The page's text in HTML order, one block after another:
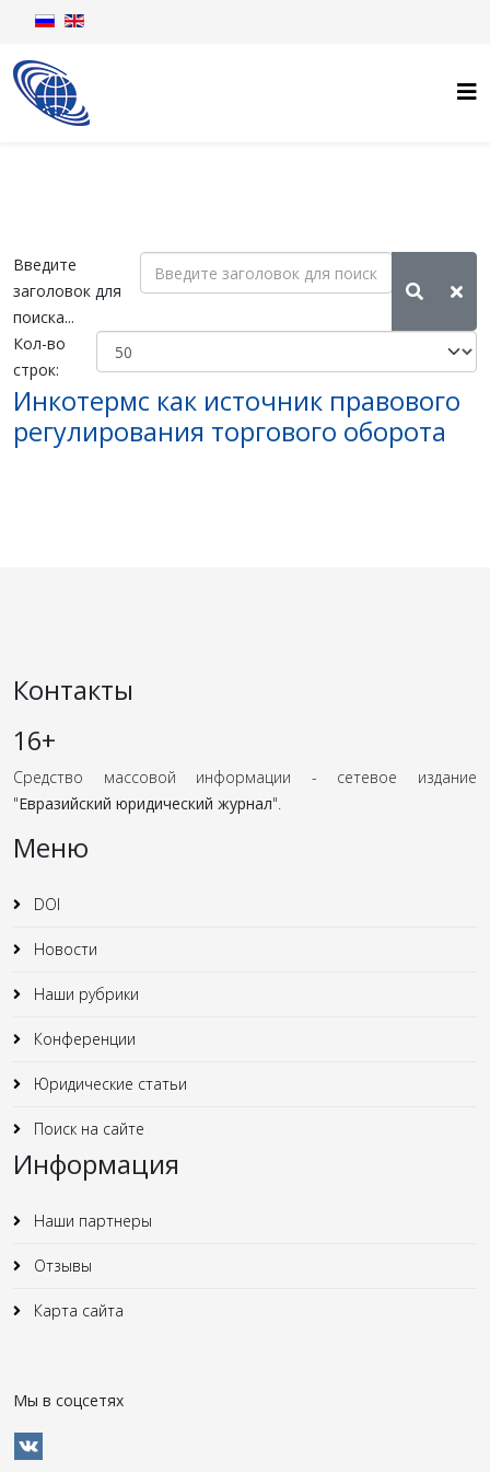
Введите
заголовок для
поиска...
Кол-во
строк:
Инкотермс как источник правового
регулирования торгового оборота
Контакты
16+
Средство массовой информации - сетевое издание
"Евразийский юридический журнал".
Меню
DOI
Новости
Наши рубрики
Конференции
Юридические статьи
Поиск на сайте
Информация
Наши партнеры
Отзывы
Карта сайта
Мы в соцсетях